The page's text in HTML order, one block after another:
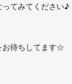
てみてください♪
お待ちしてます☆